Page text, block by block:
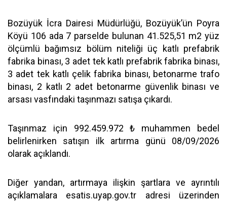
Bozüyük İcra Dairesi Müdürlüğü, Bozüyük’ün Poyra
Köyü 106 ada 7 parselde bulunan 41.525,51 m2 yüz
ölçümlü bağımsız bölüm niteliği üç katlı prefabrik
fabrika binası, 3 adet tek katlı prefabrik fabrika binası,
3 adet tek katlı çelik fabrika binası, betonarme trafo
binası, 2 katlı 2 adet betonarme güvenlik binası ve
arsası vasfındaki taşınmazı satışa çıkardı.
Taşınmaz için 992.459.972 ₺ muhammen bedel
belirlenirken satışın ilk artırma günü 08/09/2026
olarak açıklandı.
Diğer yandan, artırmaya ilişkin şartlara ve ayrıntılı
açıklamalara esatis.uyap.gov.tr adresi üzerinden